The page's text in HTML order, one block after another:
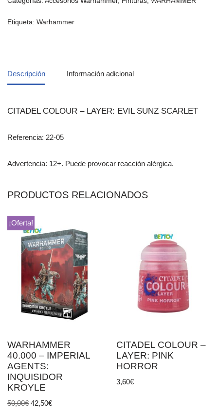
Etiqueta: Warhammer
Descripción Información adicional
CITADEL COLOUR – LAYER: EVIL SUNZ SCARLET
Referencia: 22-05
Advertencia: 12+. Puede provocar reacción alérgica.
PRODUCTOS RELACIONADOS
¡Oferta!
WARHAMMER
40.000 – IMPERIAL
AGENTS:
INQUISIDOR
KROYLE
50,00€ 42,50€
CITADEL COLOUR –
LAYER: PINK
HORROR
3,60€